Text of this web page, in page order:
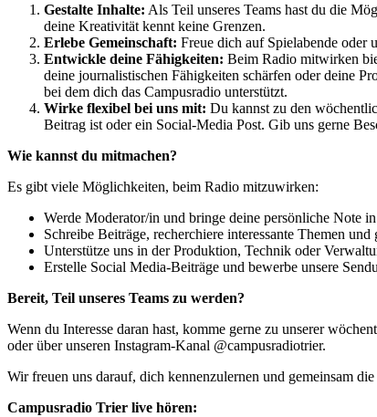
Gestalte Inhalte: Als Teil unseres Teams hast du die
deine Kreativität kennt keine Grenzen.
Erlebe Gemeinschaft: Freue dich auf Spielabende
Entwickle deine Fähigkeiten: Beim Radio mitwirken
deine journalistischen Fähigkeiten schärfen oder deine
bei dem dich das Campusradio unterstützt.
Wirke flexibel bei uns mit: Du kannst zu den
Beitrag ist oder ein Social-Media Post. Gib uns gerne
Wie kannst du mitmachen?
Es gibt viele Möglichkeiten, beim Radio mitzuwirken:
Werde Moderator/in und bringe deine persönliche Note
Schreibe Beiträge, recherchiere interessante Themen und
Unterstütze uns in der Produktion, Technik oder
Erstelle Social Media-Beiträge und bewerbe unsere
Bereit, Teil unseres Teams zu werden?
Wenn du Interesse daran hast, komme gerne zu unserer
oder über unseren Instagram-Kanal @campusradiotrier.
Wir freuen uns darauf, dich kennenzulernen und gemeinsam
Campusradio Trier live hören: